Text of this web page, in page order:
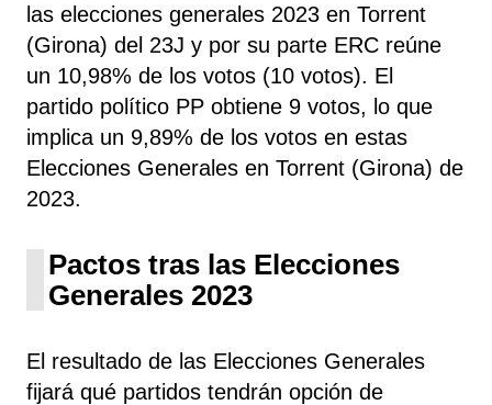
las elecciones generales 2023 en Torrent
(Girona) del 23J y por su parte ERC reúne
un 10,98% de los votos (10 votos). El
partido político PP obtiene 9 votos, lo que
implica un 9,89% de los votos en estas
Elecciones Generales en Torrent (Girona) de
2023.
Pactos tras las Elecciones
Generales 2023
El resultado de las Elecciones Generales
fijará qué partidos tendrán opción de